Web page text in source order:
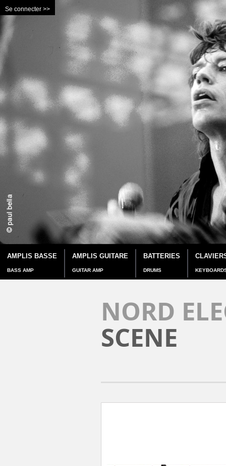
Se connecter >>
AMPLIS BASSE
BASS AMP
AMPLIS GUITARE
GUITAR AMP
BATTERIES
DRUMS
NORD
SCENE